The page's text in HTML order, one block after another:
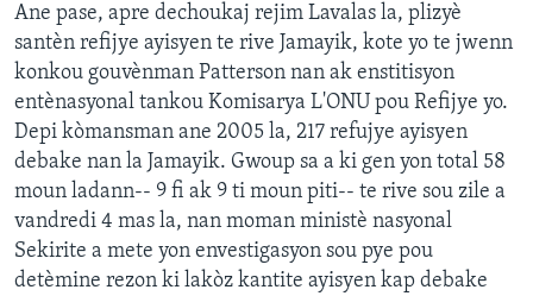
Languages
Ane pase, apre dechoukaj rejim Lavalas la, plizyè
santèn refijye ayisyen te rive Jamayik, kote yo te jwenn
konkou gouvènman Patterson nan ak enstitisyon
entènasyonal tankou Komisarya L'ONU pou Refijye yo.
Depi kòmansman ane 2005 la, 217 refujye ayisyen
debake nan la Jamayik. Gwoup sa a ki gen yon total 58
moun ladann-- 9 fi ak 9 ti moun piti-- te rive sou zile a
vandredi 4 mas la, nan moman ministè nasyonal
Sekirite a mete yon envestigasyon sou pye pou
detèmine rezon ki lakòz kantite ayisyen kap debake